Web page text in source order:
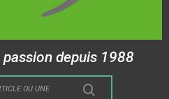
depuis 1988